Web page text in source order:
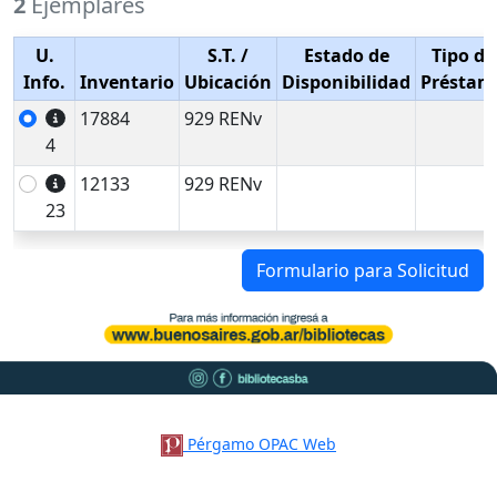
U.
Info.
Inventario
S.T. /
Ubicación
Estado de
Disponibilidad
Tipo de
4
17884 929 RENv
23
12133 929 RENv
Formulario para Solicitud
Pérgamo OPAC Web